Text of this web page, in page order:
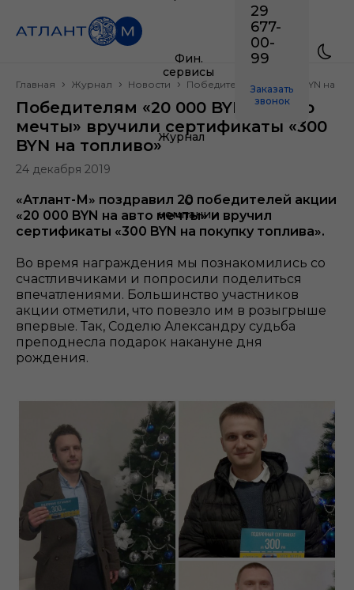
Фин.
сервисы
Журнал
О
компании
29
677-
00-
99
Заказать
звонок
Главная Журнал Новости Победителям «20 000 BYN на
Победителям «20 000 BYN на авто
мечты» вручили сертификаты «300
BYN на топливо»
24 декабря 2019
«Атлант-М» поздравил 20 победителей акции
«20 000 BYN на авто мечты» и вручил
сертификаты «300 BYN на покупку топлива».
Во время награждения мы познакомились со
счастливчиками и попросили поделиться
впечатлениями. Большинство участников
акции отметили, что повезло им в розыгрыше
впервые. Так, Соделю Александру судьба
преподнесла подарок накануне дня
рождения.